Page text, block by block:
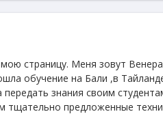
страницу. Меня зовут
обучение на Бали ,в
передать знания своим
тщательно предложенные